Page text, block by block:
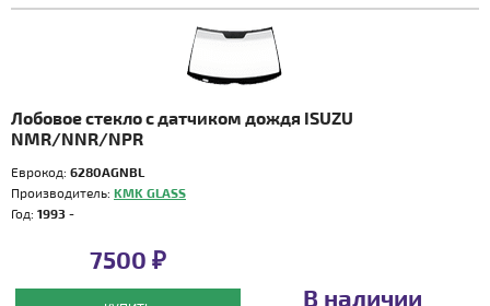
Лобовое стекло с датчиком дождя ISUZU
NMR/NNR/NPR
Еврокод: 6280AGNBL
Производитель: KMK GLASS
Год: 1993 -
7500 ₽
В наличии